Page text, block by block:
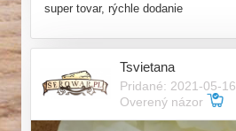
super tovar, rýchle dodanie
Tsvietana
Pridané: 2021-05-16
Overený názor